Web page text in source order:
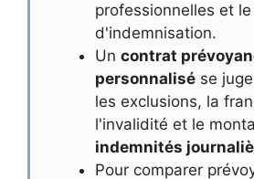
professionnelles et
d'indemnisation.
Uncontrat
personnalisé se
les exclusions, la
l'invalidité et le
indemnités
Pour comparer